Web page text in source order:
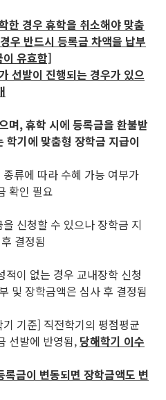
한 경우 휴학을 취소해야 맞춤
우 반드시 등록금 차액을 납부
이 유효함]
선발이 진행되는 경우가 있으
며, 휴학 시에 등록금을 환불받
학기에 맞춤형 장학금 지급이
류에 따라 수혜 가능 여부가
확인 필요
신청할 수 있으나 장학금 지
결정됨
적이 없는 경우 교내장학 신청
및 장학금액은 심사 후 결정됨
기준] 직전학기의 평점평균
선발에 반영됨, 당해학기 이수
금이 변동되면 장학금액도 변